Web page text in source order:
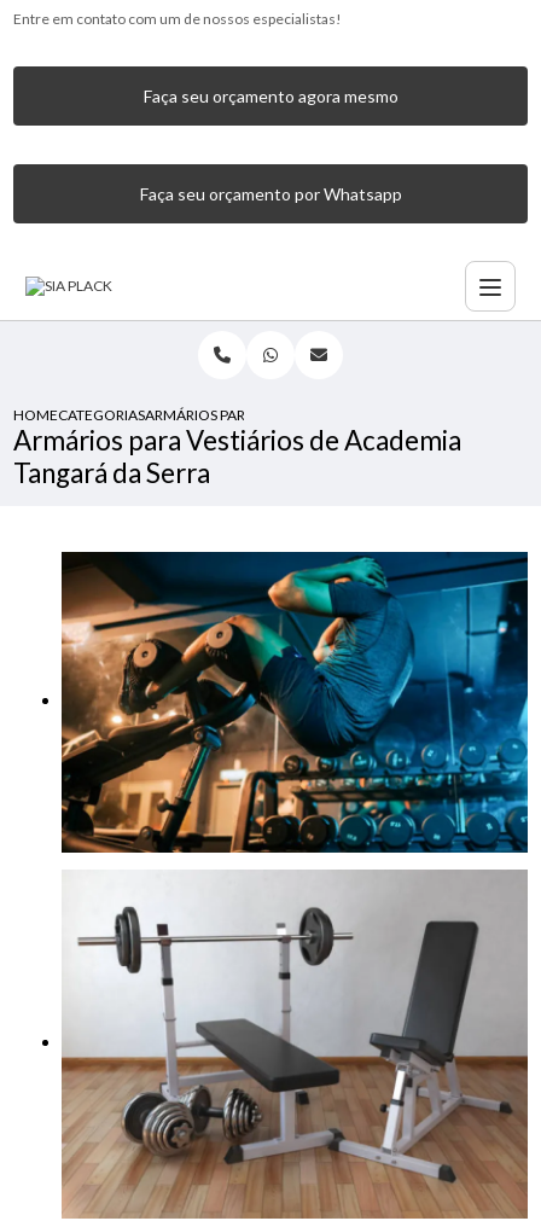
Entre em contato com um de nossos especialistas!
Faça seu orçamento agora mesmo
Faça seu orçamento por Whatsapp
HOMECATEGORIASARMÁRIOS PARA VESTIÁRIOS DE ACADEMIA TANGARÁ DA
Armários para Vestiários de Academia
Tangará da Serra